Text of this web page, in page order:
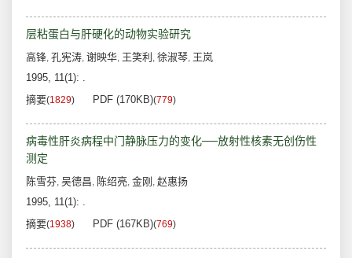
层粘蛋白与肝硬化的动物实验研究
高锋, 孔宪涛, 谢映华, 王笑利 , 徐淑琴, 王岚
1995, 11(1): .
摘要(1829) PDF (170KB)(779)
病毒性肝炎病程中门静脉压力的变化──放射性核素无创伤性
测定
陈雪芬, 吴德昌, 陈绍亮, 金刚 , 赵惠扬
1995, 11(1): .
摘要(1938) PDF (167KB)(769)